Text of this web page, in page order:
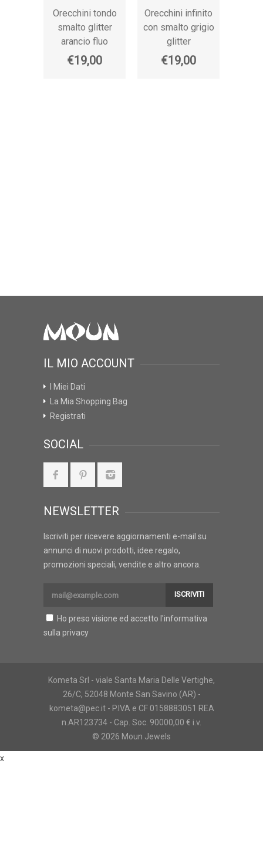
Orecchini tondo
smalto glitter
arancio fluo
€19,00
Orecchini infinito
con smalto grigio
glitter
€19,00
IL MIO ACCOUNT
I Miei Dati
La Mia Shopping Bag
Registrati
SOCIAL
NEWSLETTER
Iscriviti per ricevere aggiornamenti e-mail su
annunci di nuovi prodotti, idee regalo,
promozioni speciali, vendite e altro ancora.
ISCRIVITI
Ho preso visione ed accetto l'informativa
sulla privacy
Kometa Srl - viale Santa Maria Delle Vertighe,
26/C, 52048 Monte San Savino (AR) -
kometa@pec.it - P.IVA e CF 0158883051 REA
n.AR123734 - Cap. Soc. 90000,00 € i.v.
© 2026 Moun Jewels
x